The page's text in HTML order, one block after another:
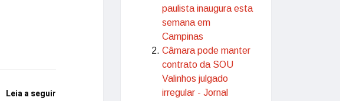
Leia a seguir
paulista inaugura esta
semana em
Campinas
Câmara pode manter
contrato da SOU
Valinhos julgado
irregular - Jornal